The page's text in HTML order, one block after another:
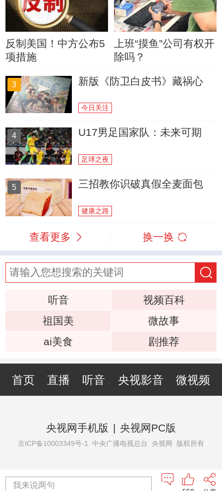
反制美国！中方公布5
项措施
上班“摸鱼”公司有权开
除吗？
3 新版《防卫白皮书》藏祸心
今日关注
4 U17男足国家队：未来可期
足球之夜
5 三招教你识破真假全麦面包
健康之路
查看更多 换一换
听音
视频百科
祖国美
微故事
ai美食
剧推荐
首页 直播 听音 央视影音 微视频
央视网手机版 | 央视网PC版
京ICP备10003349号-1 中央广播电视总台 央视网 版权所有
我来说两句